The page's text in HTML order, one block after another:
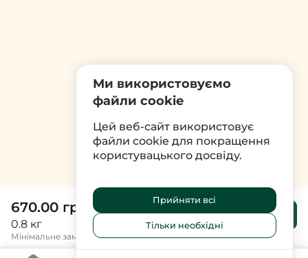
670.00 грн
0.8 кг
кошика
Мінімальне замовлення 300 грн.
Ми використовуємо
файли cookie
Цей веб-сайт використовує
файли cookie для покращення
користувацького досвіду.
Прийняти всі
Тільки необхідні